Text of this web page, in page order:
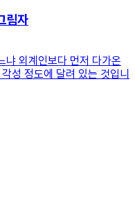
림자
냐 외계인보다 먼저 다가온
성 정도에 달려 있는 것입니